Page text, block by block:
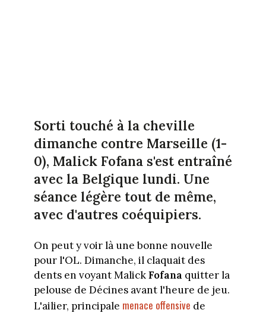
Sorti touché à la cheville
dimanche contre Marseille (1-
0), Malick Fofana s'est entraîné
avec la Belgique lundi. Une
séance légère tout de même,
avec d'autres coéquipiers.
On peut y voir là une bonne nouvelle
pour l'OL. Dimanche, il claquait des
dents en voyant MalickFofana quitter la
pelouse de Décines avant l'heure de jeu.
L'ailier, principale menace offensive de